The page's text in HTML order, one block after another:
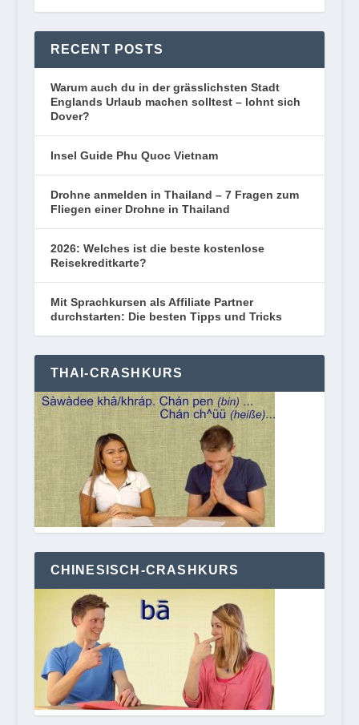
RECENT POSTS
Warum auch du in der grässlichsten Stadt
Englands Urlaub machen solltest – lohnt sich
Dover?
Insel Guide Phu Quoc Vietnam
Drohne anmelden in Thailand – 7 Fragen zum
Fliegen einer Drohne in Thailand
2026: Welches ist die beste kostenlose
Reisekreditkarte?
Mit Sprachkursen als Affiliate Partner
durchstarten: Die besten Tipps und Tricks
THAI-CRASHKURS
CHINESISCH-CRASHKURS